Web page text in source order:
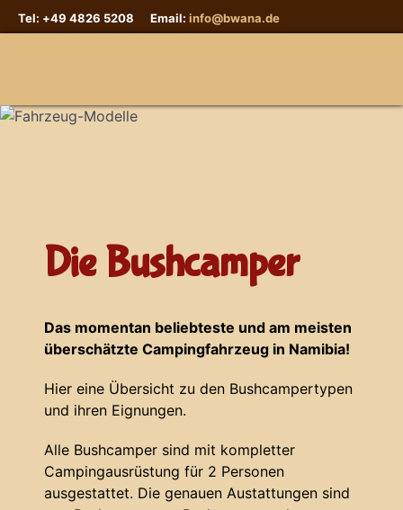
Tel: +49 4826 5208 Email: info@bwana.de
Sprache auswählen
Die Bushcamper
Das momentan beliebteste und am meisten
überschätzte Campingfahrzeug in Namibia!
Hier eine Übersicht zu den Bushcampertypen
und ihren Eignungen.
Alle Bushcamper sind mit kompletter
Campingausrüstung für 2 Personen
ausgestattet. Die genauen Austattungen sind